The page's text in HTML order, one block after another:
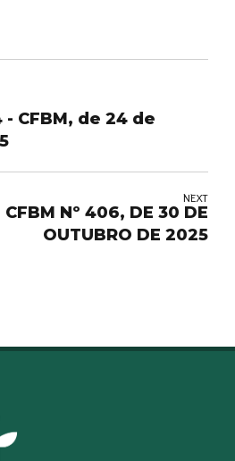
- CFBM, de 24 de
NEXT
CFBM Nº 406, DE 30 DE
OUTUBRO DE 2025